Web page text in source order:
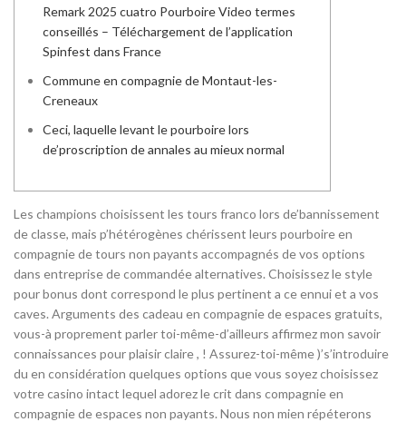
Remark 2025 cuatro Pourboire Video termes
conseillés – Téléchargement de l’application
Spinfest dans France
Commune en compagnie de Montaut-les-
Creneaux
Ceci, laquelle levant le pourboire lors
de’proscription de annales au mieux normal
Les champions choisissent les tours franco lors de’bannissement
de classe, mais p’hétérogènes chérissent leurs pourboire en
compagnie de tours non payants accompagnés de vos options
dans entreprise de commandée alternatives. Choisissez le style
pour bonus dont correspond le plus pertinent a ce ennui et a vos
caves. Arguments des cadeau en compagnie de espaces gratuits,
vous-à proprement parler toi-même-d’ailleurs affirmez mon savoir
connaissances pour plaisir claire , ! Assurez-toi-même )’s’introduire
du en considération quelques options que vous soyez choisissez
votre casino intact lequel adorez le crit dans compagnie en
compagnie de espaces non payants. Nous non mien répéterons